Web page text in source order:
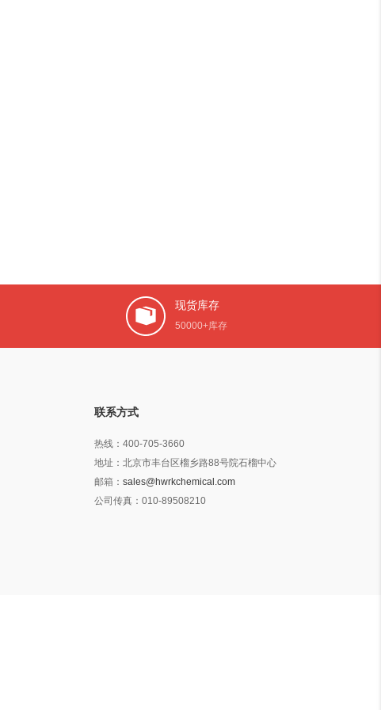
现货库存
50000+库存
联系方式
热线： 400-705-3660
地址： 北京市丰台区榴乡路88号院石榴中心
邮箱： sales@hwrkchemical.com
公司传真： 010-89508210